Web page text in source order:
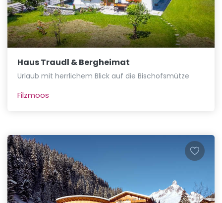
Haus Traudl & Bergheimat
Urlaub mit herrlichem Blick auf die Bischofsmütze
Filzmoos